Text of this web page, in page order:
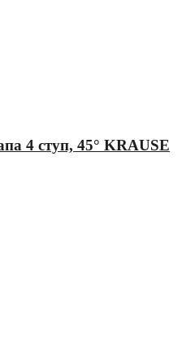
4 ступ, 45° KRAUSE